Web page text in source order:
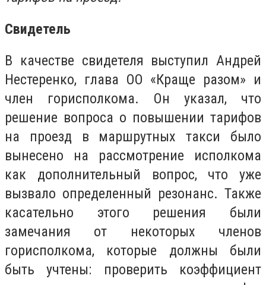
Свидетель
В качестве свидетеля выступил Андрей
Нестеренко, глава ОО «Краще разом» и
член горисполкома. Он указал, что
решение вопроса о повышении тарифов
на проезд в маршрутных такси было
вынесено на рассмотрение исполкома
как дополнительный вопрос, что уже
вызвало определенный резонанс. Также
касательно этого решения были
замечания от некоторых членов
горисполкома, которые должны были
быть учтены: проверить коэффициент